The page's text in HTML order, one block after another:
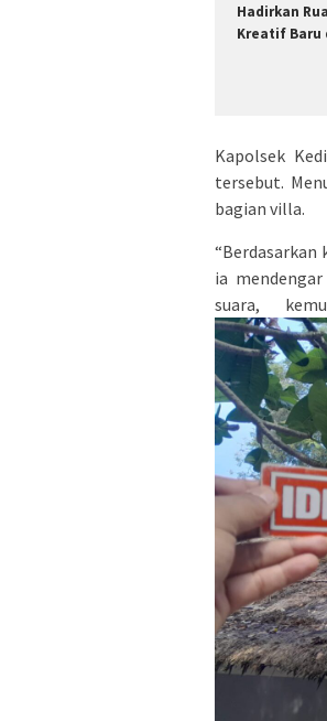
Hadirkan
Kreatif Baru
Kapolsek
tersebut.
bagian villa.
“Berdasarkan
ia
suara,